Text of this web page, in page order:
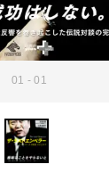
01 - 01